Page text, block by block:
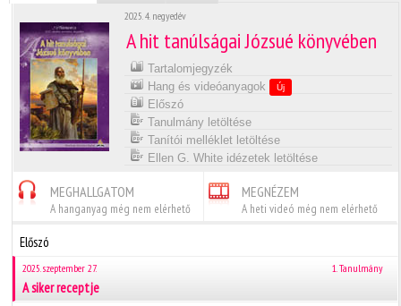
2025. 4. negyedév
A hit tanúlságai Józsué könyvében
Tartalomjegyzék
Hang és videóanyagok
Új
Előszó
Tanulmány letöltése
Tanítói melléklet letöltése
Ellen G. White idézetek letöltése
MEGHALLGATOM
A hanganyag még nem elérhető
MEGNÉZEM
A heti videó még nem elérhető
Előszó
1. Tanulmány
2025. szeptember 27.
A siker receptje